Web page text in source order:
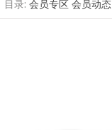
目录: 会员专区 会员动态